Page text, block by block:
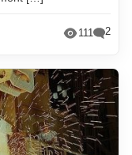
111 2